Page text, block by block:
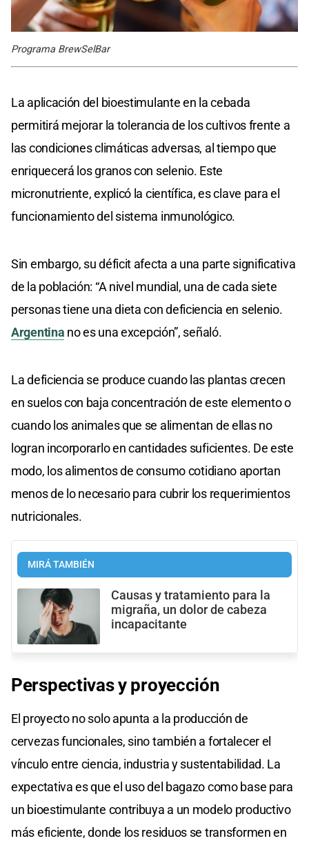
Programa BrewSelBar
La aplicación del bioestimulante en la cebada
permitirá mejorar la tolerancia de los cultivos frente a
las condiciones climáticas adversas, al tiempo que
enriquecerá los granos con selenio. Este
micronutriente, explicó la científica, es clave para el
funcionamiento del sistema inmunológico.
Sin embargo, su déficit afecta a una parte significativa
de la población: “A nivel mundial, una de cada siete
personas tiene una dieta con deficiencia en selenio.
Argentina no es una excepción”, señaló.
La deficiencia se produce cuando las plantas crecen
en suelos con baja concentración de este elemento o
cuando los animales que se alimentan de ellas no
logran incorporarlo en cantidades suficientes. De este
modo, los alimentos de consumo cotidiano aportan
menos de lo necesario para cubrir los requerimientos
nutricionales.
MIRÁ TAMBIÉN
Causas y tratamiento para la
migraña, un dolor de cabeza
incapacitante
Perspectivas y proyección
El proyecto no solo apunta a la producción de
cervezas funcionales, sino también a fortalecer el
vínculo entre ciencia, industria y sustentabilidad. La
expectativa es que el uso del bagazo como base para
un bioestimulante contribuya a un modelo productivo
más eficiente, donde los residuos se transformen en